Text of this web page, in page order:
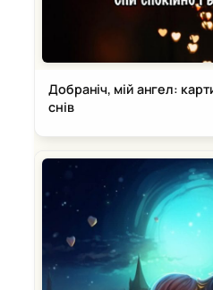
Добраніч, мій ангел:
снів